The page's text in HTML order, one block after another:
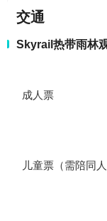
交通
Skyrail热带雨林
成人票
儿童票（需陪同人